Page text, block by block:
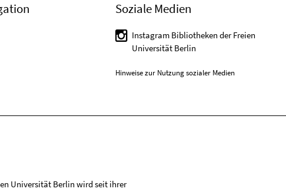
Soziale Medien
Instagram Bibliotheken der Freien
Universität Berlin
Hinweise zur Nutzung sozialer Medien
Universität Berlin wird seit ihrer